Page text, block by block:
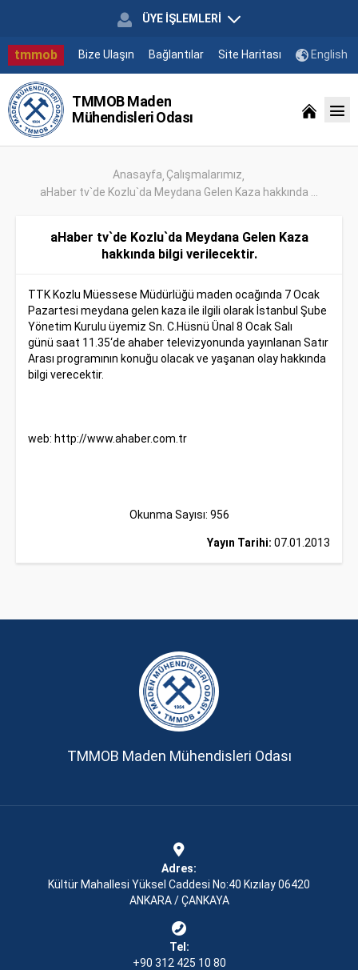
ÜYE İŞLEMLERİ
tmmob Bize Ulaşın Bağlantılar Site Haritası English
TMMOB Maden
Mühendisleri Odası
Anasayfa Çalışmalarımız
aHaber tv`de Kozlu`da Meydana Gelen Kaza hakkında ...
aHaber tv`de Kozlu`da Meydana Gelen Kaza
hakkında bilgi verilecektir.
TTK Kozlu Müessese Müdürlüğü maden ocağında 7 Ocak
Pazartesi meydana gelen kaza ile ilgili olarak İstanbul Şube
Yönetim Kurulu üyemiz Sn. C.Hüsnü Ünal 8 Ocak Salı
günü saat 11.35‘de ahaber televizyonunda yayınlanan Satır
Arası programının konuğu olacak ve yaşanan olay hakkında
bilgi verecektir.
web: http://www.ahaber.com.tr
Okunma Sayısı: 956
Yayın Tarihi: 07.01.2013
TMMOB Maden Mühendisleri Odası
Adres:
Kültür Mahallesi Yüksel Caddesi No:40 Kızılay 06420
ANKARA / ÇANKAYA
Tel:
+90 312 425 10 80